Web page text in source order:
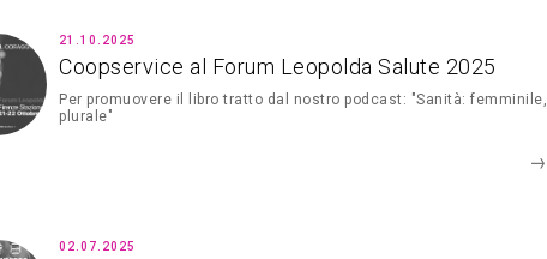
21.10.2025
Coopservice al Forum Leopolda Salute 2025
Per promuovere il libro tratto dal nostro podcast: "Sanità: femminile,
plurale"
02.07.2025